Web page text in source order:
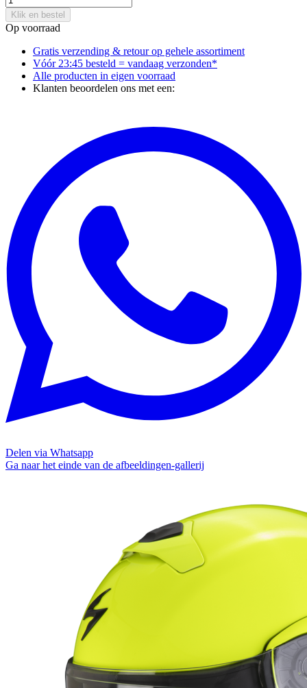
Klik en bestel
Op voorraad
Gratis verzending & retourop gehele assortiment
Vóór 23:45 besteld = vandaag verzonden*
Alle producten in eigen voorraad
Klanten beoordelen ons met een:
Delen via Whatsapp
Ga naar het einde van de afbeeldingen-gallerij